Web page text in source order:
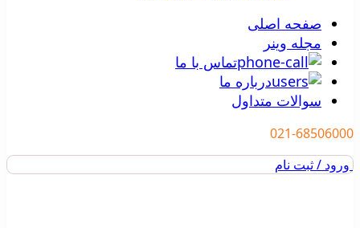
صفحه اصلی
مجله وینر
تماس با ما
درباره ما
سوالات متداول
021-68506000
ورود / ثبت نام